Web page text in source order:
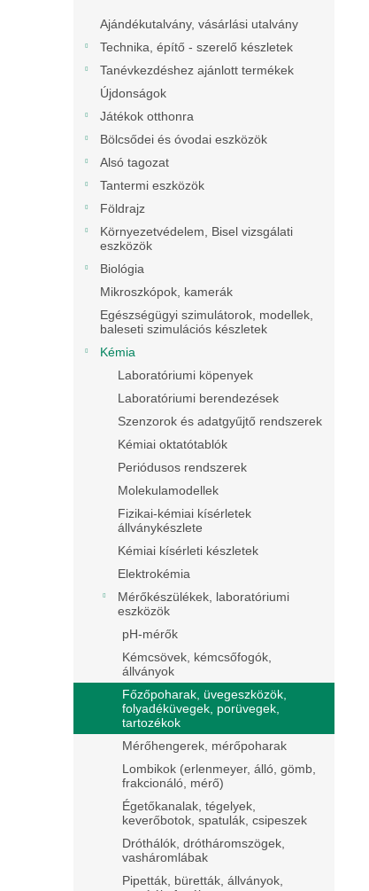
Ajándékutalvány, vásárlási utalvány
Technika, építő - szerelő készletek
Tanévkezdéshez ajánlott termékek
Újdonságok
Játékok otthonra
Bölcsődei és óvodai eszközök
Alsó tagozat
Tantermi eszközök
Földrajz
Környezetvédelem, Bisel vizsgálati
eszközök
Biológia
Mikroszkópok, kamerák
Egészségügyi szimulátorok, modellek,
baleseti szimulációs készletek
Kémia
Laboratóriumi köpenyek
Laboratóriumi berendezések
Szenzorok és adatgyűjtő rendszerek
Kémiai oktatótablók
Periódusos rendszerek
Molekulamodellek
Fizikai-kémiai kísérletek
állványkészlete
Kémiai kísérleti készletek
Elektrokémia
Mérőkészülékek, laboratóriumi
eszközök
pH-mérők
Kémcsövek, kémcsőfogók,
állványok
Főzőpoharak, üvegeszközök,
folyadéküvegek, porüvegek,
tartozékok
Mérőhengerek, mérőpoharak
Lombikok (erlenmeyer, álló, gömb,
frakcionáló, mérő)
Égetőkanalak, tégelyek,
keverőbotok, spatulák, csipeszek
Dróthálók, drótháromszögek,
vasháromlábak
Pipetták, büretták, állványok,